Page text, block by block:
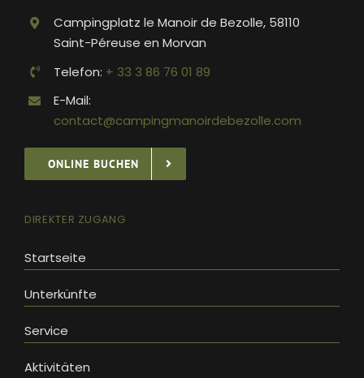
Campingplatz le Manoir de Bezolle, 58110
Saint-Péreuse en Morvan
Telefon: + 33 3 86 76 01 89
E-Mail:
contact@campingmanoirdebezolle.com
ONLINE BUCHEN
DIREKTER ZUGANG
Startseite
Unterkünfte
Service
Aktivitäten